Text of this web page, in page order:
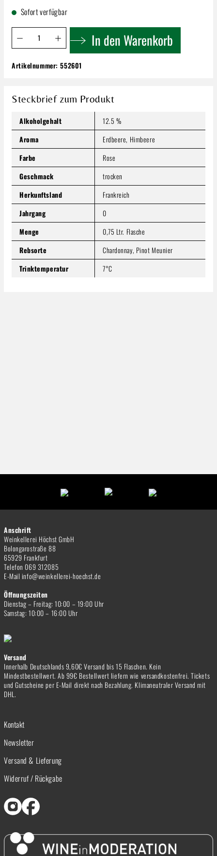
Sofort verfügbar
Produkt Anzahl: Gib den gewünschten Wert ein oder
In den Warenkorb
Baron-Fuenté | Rosé Dolorès 12,5 % 0,75l
Inhalt:0.75 Liter(42,65 € / 1 Liter)
Produkt Anzahl: Gib den gewünschten Wert ein oder
In den Warenkorb
Artikelnummer:552601
Steckbrief zum Produkt
Alkoholgehalt
12.5 %
Aroma
Erdbeere, Himbeere
Farbe
Rose
Geschmack
trocken
Herkunftsland
Frankreich
Jahrgang
0
Menge
0,75 Ltr. Flasche
Rebsorte
Chardonnay, Pinot Meunier
Trinktemperatur
7°C
Anschrift
Weinkellerei Höchst GmbH
Bolongarostraße 88
65929 Frankfurt
Telefon 069 312085
E-Mail info@weinkellerei-hoechst.de
Öffnungszeiten
Dienstag – Freitag: 10:00 – 19:00 Uhr
Samstag: 10:00 – 16:00 Uhr
Versand
Innerhalb Deutschlands 9,60€ Versand bis 15 Flaschen. Kein
Mindestbestellwert. Ab 99€ Bestellwert liefern wie versandkostenfrei. Tickets
und Gutscheine per E-Mail direkt nach Bezahlung. Klimaneutraler Versand mit
DHL.
Kontakt
Newsletter
Versand & Lieferung
Widerruf / Rückgabe